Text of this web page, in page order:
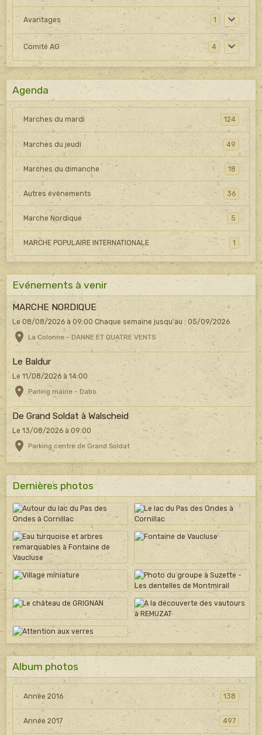
Avantages 1
Comité AG 4
Agenda
Marches du mardi 124
Marches du jeudi 49
Marches du dimanche 18
Autres événements 36
Marche Nordique 5
MARCHE POPULAIRE INTERNATIONALE 1
Evénements à venir
MARCHE NORDIQUE
Le 08/08/2026 à 09:00 Chaque semaine jusqu'au : 05/09/2026
La Colonne - DANNE ET QUATRE VENTS
Le Baldur
Le 11/08/2026 à 14:00
Parling mairie - Dabo
De Grand Soldat à Walscheid
Le 13/08/2026 à 09:00
Parking centre de Grand Soldat
Dernières photos
Album photos
Année 2016 138
Année 2017 497